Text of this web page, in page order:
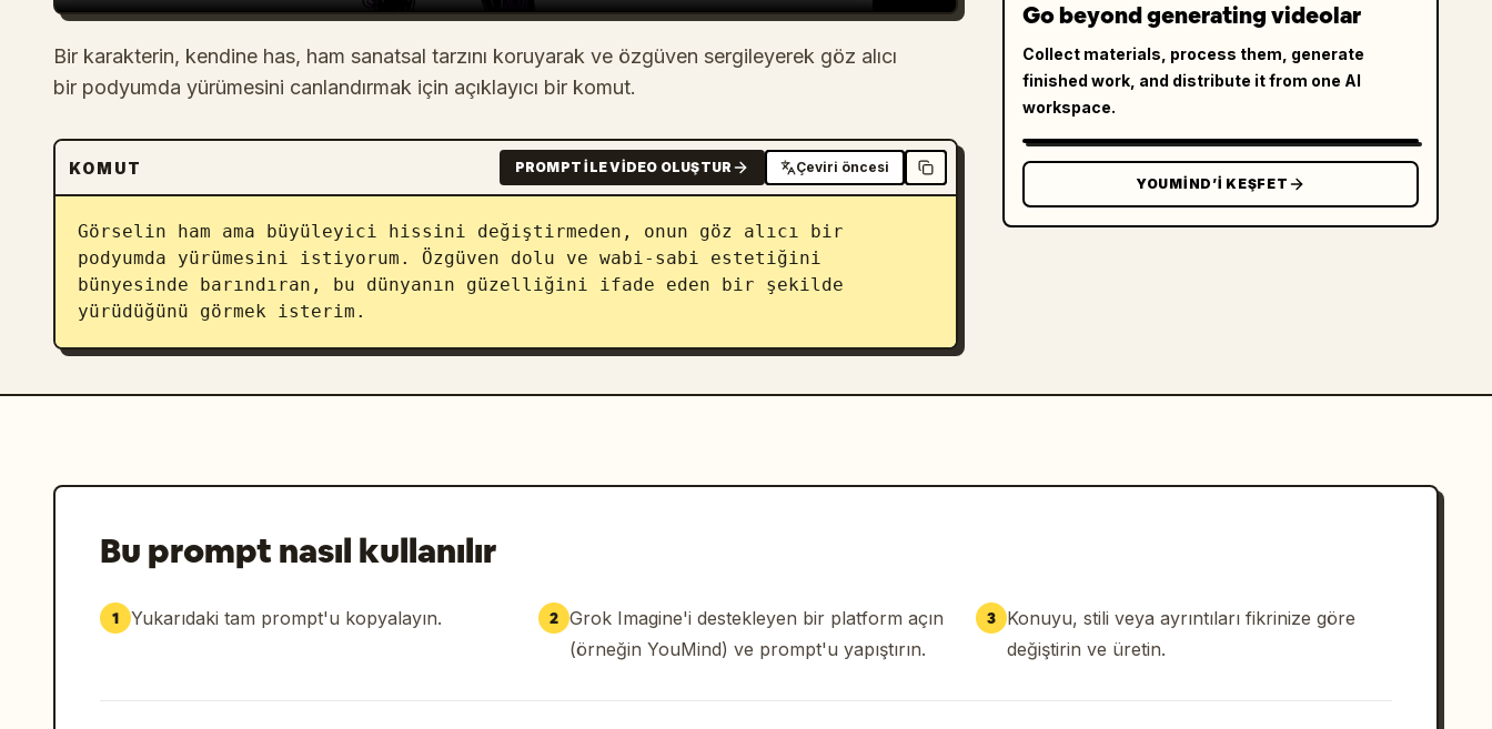
Bir karakterin, kendine has, ham sanatsal tarzını koruyarak ve özgüven sergileyerek göz alıcı
bir podyumda yürümesini canlandırmak için açıklayıcı bir komut.
KOMUT PROMPT ILE VIDEO OLUŞTUR Çeviri öncesi
Görselin ham ama büyüleyici hissini değiştirmeden, onun göz alıcı bir
podyumda yürümesini istiyorum. Özgüven dolu ve wabi-sabi estetiğini
bünyesinde barındıran, bu dünyanın güzelliğini ifade eden bir şekilde
yürüdüğünü görmek isterim.
Go beyond generating videolar
Collect materials, process them, generate
finished work, and distribute it from one AI
workspace.
YOUMIND’I KEŞFET
Bu prompt nasıl kullanılır
1 Yukarıdaki tam prompt'u kopyalayın. 2 Grok Imagine'i destekleyen bir platform açın
(örneğin YouMind) ve prompt'u yapıştırın.
3
Konuyu, stili veya ayrıntıları fikrinize göre
değiştirin ve üretin.